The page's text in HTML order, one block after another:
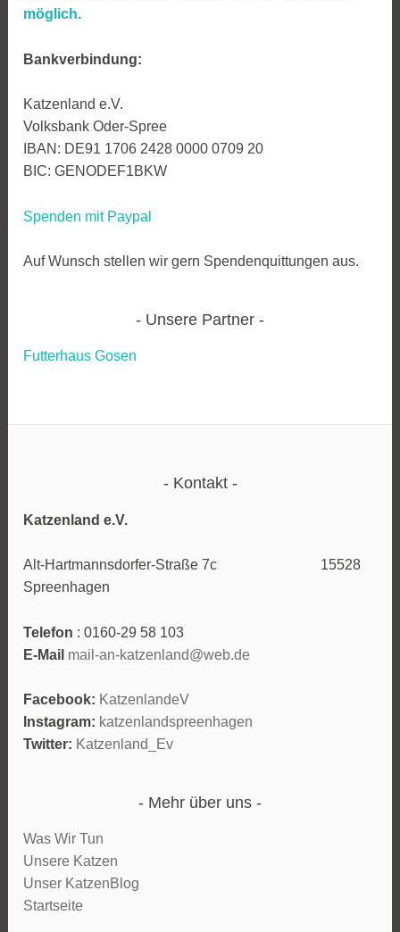
möglich.
Bankverbindung:
Katzenland e.V.
Volksbank Oder-Spree
IBAN: DE91 1706 2428 0000 0709 20
BIC: GENODEF1BKW
Spenden mit Paypal
Auf Wunsch stellen wir gern Spendenquittungen aus.
Unsere Partner
Futterhaus Gosen
Kontakt
Katzenland e.V.
Alt-Hartmannsdorfer-Straße 7c 15528
Spreenhagen
Telefon : 0160-29 58 103
E-Mail mail-an-katzenland@web.de
Facebook: KatzenlandeV
Instagram: katzenlandspreenhagen
Twitter: Katzenland_Ev
Mehr über uns
Was Wir Tun
Unsere Katzen
Unser KatzenBlog
Startseite